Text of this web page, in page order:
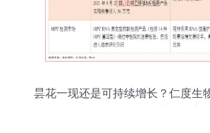
昙花一现还是可持续增长？仁度生